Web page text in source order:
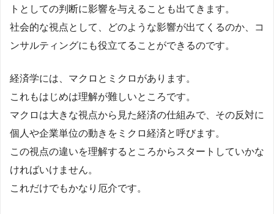
トとしての判断に影響を与えることも出てきます。
社会的な視点として、どのような影響が出てくるのか、コ
ンサルティングにも役立てることができるのです。
経済学には、マクロとミクロがあります。
これもはじめは理解が難しいところです。
マクロは大きな視点から見た経済の仕組みで、その反対に
個人や企業単位の動きをミクロ経済と呼びます。
この視点の違いを理解するところからスタートしていかな
ければいけません。
これだけでもかなり厄介です。